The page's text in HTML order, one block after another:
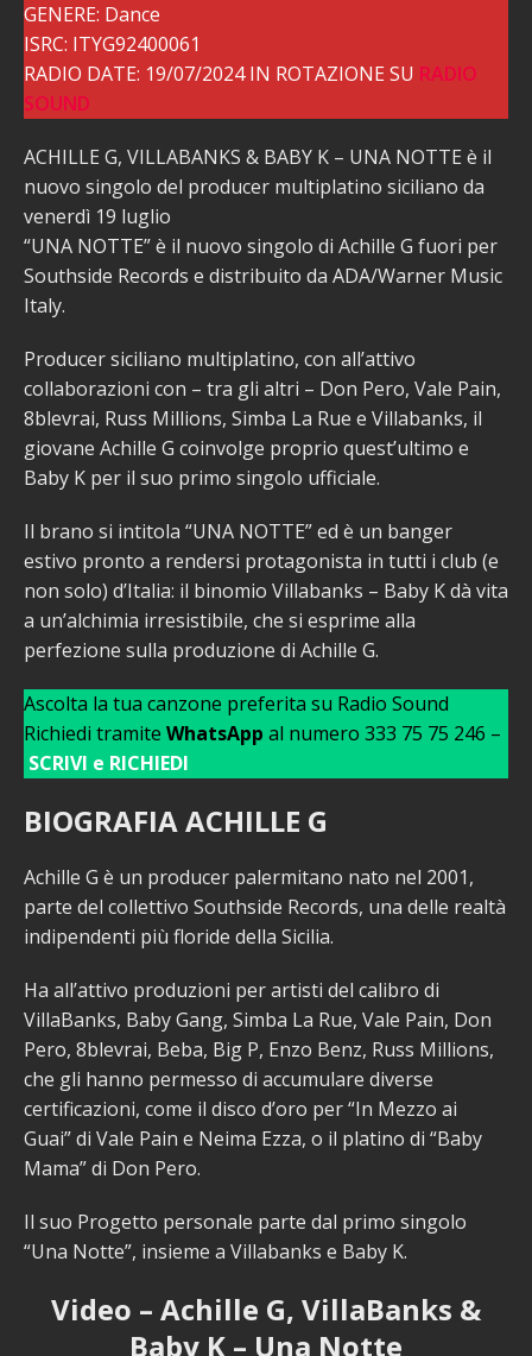
GENERE: Dance
ISRC: ITYG92400061
RADIO DATE: 19/07/2024 IN ROTAZIONE SU RADIO
SOUND
ACHILLE G, VILLABANKS & BABY K – UNA NOTTE è il
nuovo singolo del producer multiplatino siciliano da
venerdì 19 luglio
“UNA NOTTE” è il nuovo singolo di Achille G fuori per
Southside Records e distribuito da ADA/Warner Music
Italy.
Producer siciliano multiplatino, con all’attivo
collaborazioni con – tra gli altri – Don Pero, Vale Pain,
8blevrai, Russ Millions, Simba La Rue e Villabanks, il
giovane Achille G coinvolge proprio quest’ultimo e
Baby K per il suo primo singolo ufficiale.
Il brano si intitola “UNA NOTTE” ed è un banger
estivo pronto a rendersi protagonista in tutti i club (e
non solo) d’Italia: il binomio Villabanks – Baby K dà vita
a un’alchimia irresistibile, che si esprime alla
perfezione sulla produzione di Achille G.
Ascolta la tua canzone preferita su Radio Sound
Richiedi tramite WhatsApp al numero 333 75 75 246 –
SCRIVI e RICHIEDI
BIOGRAFIA ACHILLE G
Achille G è un producer palermitano nato nel 2001,
parte del collettivo Southside Records, una delle realtà
indipendenti più floride della Sicilia.
Ha all’attivo produzioni per artisti del calibro di
VillaBanks, Baby Gang, Simba La Rue, Vale Pain, Don
Pero, 8blevrai, Beba, Big P, Enzo Benz, Russ Millions,
che gli hanno permesso di accumulare diverse
certificazioni, come il disco d’oro per “In Mezzo ai
Guai” di Vale Pain e Neima Ezza, o il platino di “Baby
Mama” di Don Pero.
Il suo Progetto personale parte dal primo singolo
“Una Notte”, insieme a Villabanks e Baby K.
Video – Achille G, VillaBanks &
Baby K – Una Notte